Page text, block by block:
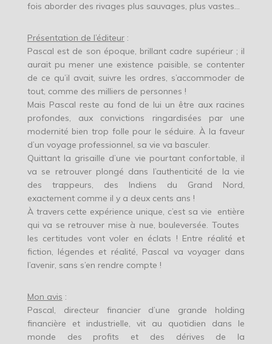
fois aborder des rivages plus sauvages, plus vastes…
Présentation de l’éditeur:
Pascal est de son époque, brillant cadre supérieur ; il
aurait pu mener une existence paisible, se contenter
de ce qu’il avait, suivre les ordres, s’accommoder de
tout, comme des milliers de personnes !
Mais Pascal reste au fond de lui un être aux racines
profondes, aux convictions ringardisées par une
modernité bien trop folle pour le séduire. À la faveur
d’un voyage professionnel, sa vie va basculer.
Quittant la grisaille d’une vie pourtant confortable, il
va se retrouver plongé dans l’authenticité de la vie
des trappeurs, des Indiens du Grand Nord,
exactement comme il y a deux cents ans !
À travers cette expérience unique, c’est sa vie entière
qui va se retrouver mise à nue, bouleversée. Toutes
les certitudes vont voler en éclats ! Entre réalité et
fiction, légendes et réalité, Pascal va voyager dans
l’avenir, sans s’en rendre compte !
Mon avis :
Pascal, directeur financier d’une grande holding
financière et industrielle, vit au quotidien dans le
monde des profits et des dérives de la